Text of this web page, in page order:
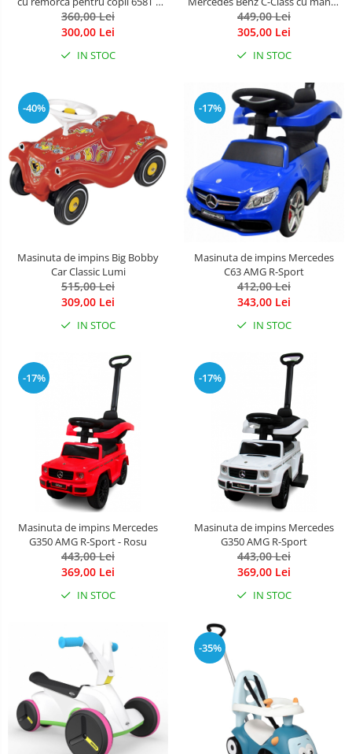
Roz
360,00 Lei
300,00 Lei
IN STOC
black
449,00 Lei
305,00 Lei
IN STOC
-40%
Masinuta de impins Big Bobby
Car Classic Lumi
515,00 Lei
309,00 Lei
IN STOC
-17%
Masinuta de impins Mercedes
C63 AMG R-Sport
412,00 Lei
343,00 Lei
IN STOC
-17%
Masinuta de impins Mercedes
G350 AMG R-Sport - Rosu
443,00 Lei
369,00 Lei
IN STOC
-17%
Masinuta de impins Mercedes
G350 AMG R-Sport
443,00 Lei
369,00 Lei
IN STOC
-35%